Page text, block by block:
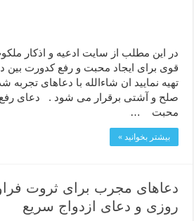
قوی برای ایجاد محبت و رفع کدورت بین
تهیه نمایید ان شاءالله با دعاهای
صلح و آشتی برقرار می شود . دعای
محبت …
بیشتر بخوانید »
دعاهای مجرب برای ثروت
روزی و دعای ازدواج سریع